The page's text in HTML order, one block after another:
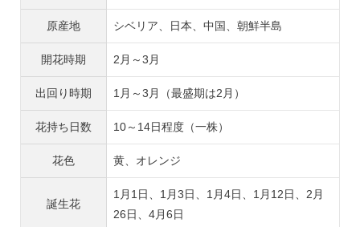
原産地 シベリア、日本、中国、朝鮮半島
開花時期 2月～3月
出回り時期 1月～3月（最盛期は2月）
花持ち日数 10～14日程度（一株）
花色 黄、オレンジ
誕生花
1月1日、1月3日、1月4日、1月12日、2月
26日、4月6日